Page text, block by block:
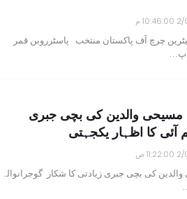
م
چرچ آف پاکستان منتخب پاسٹرروبن قمر
پ…
مسیحی والدین کی بچی جبری
آئی کا اظہار یکجہتی
ص
کی بچی جبری زیادتی کا شکار گوجرانوالہ